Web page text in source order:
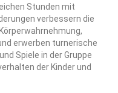
Stunden mit
verbessern die
erwerben turnerische
Spiele in der Gruppe
der Kinder und